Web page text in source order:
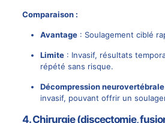
Comparaison :
Avantage: Soulagement ciblé
Limite: Invasif, résultats
répété sans risque.
Décompression neurovertébrale
invasif, pouvant offrir un
4. Chirurgie (discectomie,